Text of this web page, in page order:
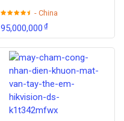
- China
95,000,000₫